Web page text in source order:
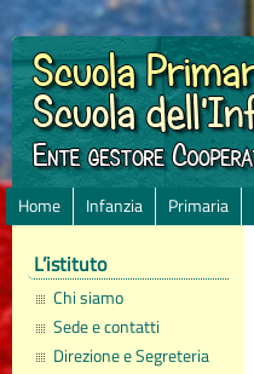
Home Infanzia Primaria
L’istituto
Chi siamo
Sede e contatti
Direzione e Segreteria